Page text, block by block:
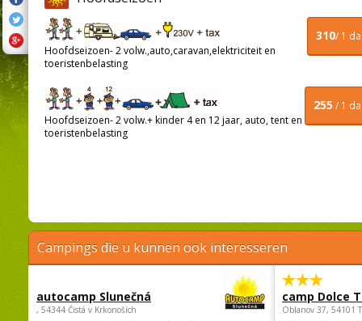
310/ 1
Hoofdseizoen- 2 volw.,auto,caravan,elektriciteit en
toeristenbelasting
255 / 1
Hoofdseizoen- 2 volw.+ kinder 4 en 12 jaar, auto, tent en
toeristenbelasting
Campings die u kunnen ook interesseren
autocamp Slunečná
, 54344 Čistá v Krkonoších
camp Dolce
Oblanov 37, 54101